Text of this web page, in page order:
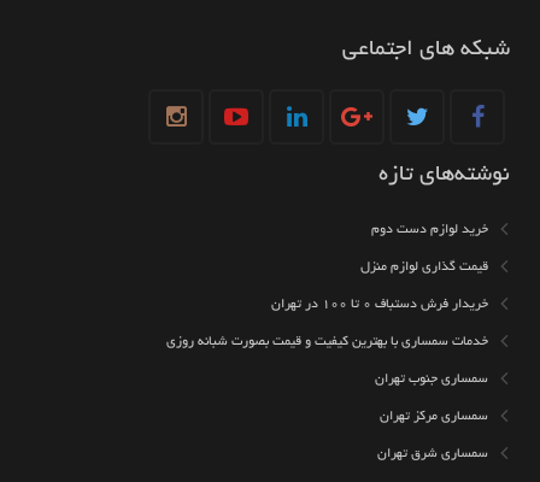
شبکه های اجتماعی
نوشته‌های تازه
خرید لوازم دست دوم
قیمت گذاری لوازم منزل
خریدار فرش دستباف ۰ تا ۱۰۰ در تهران
خدمات سمساری با بهترین کیفیت و قیمت بصورت شبانه روزی
سمساری جنوب تهران
سمساری مرکز تهران
سمساری شرق تهران